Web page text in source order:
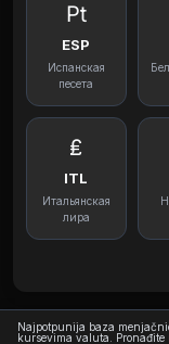
₧
ESP
Испанская
песета
₤
ITL
Итальянская
лира
Najpotpunija baza
kursevima valuta.